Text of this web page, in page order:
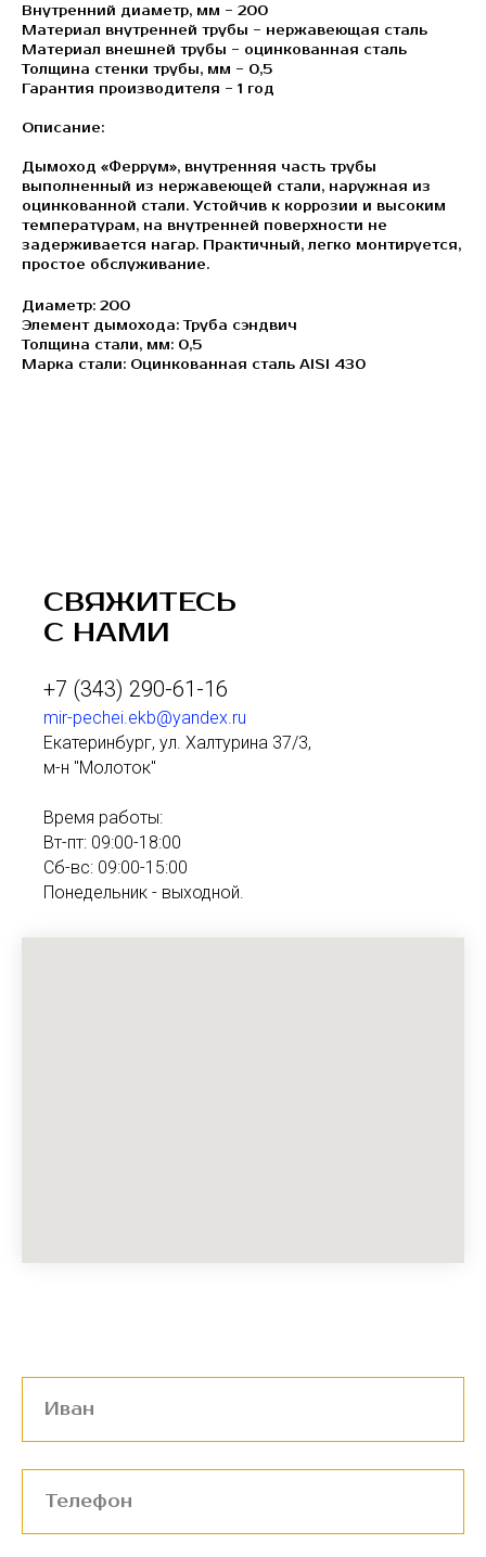
Внутренний диаметр, мм - 200
Материал внутренней трубы - нержавеющая сталь
Материал внешней трубы - оцинкованная сталь
Толщина стенки трубы, мм - 0,5
Гарантия производителя - 1 год
Описание:
Дымоход «Феррум», внутренняя часть трубы
выполненный из нержавеющей стали, наружная из
оцинкованной стали. Устойчив к коррозии и высоким
температурам, на внутренней поверхности не
задерживается нагар. Практичный, легко монтируется,
простое обслуживание.
Диаметр: 200
Элемент дымохода: Труба сэндвич
Толщина стали, мм: 0,5
Марка стали: Оцинкованная сталь AISI 430
СВЯЖИТЕСЬ
С НАМИ
+7 (343) 290-61-16
mir-pechei.ekb@yandex.ru
Екатеринбург, ул. Халтурина 37/3,
м-н "Молоток"
Время работы:
Вт-пт: 09:00-18:00
Сб-вс: 09:00-15:00
Понедельник - выходной.